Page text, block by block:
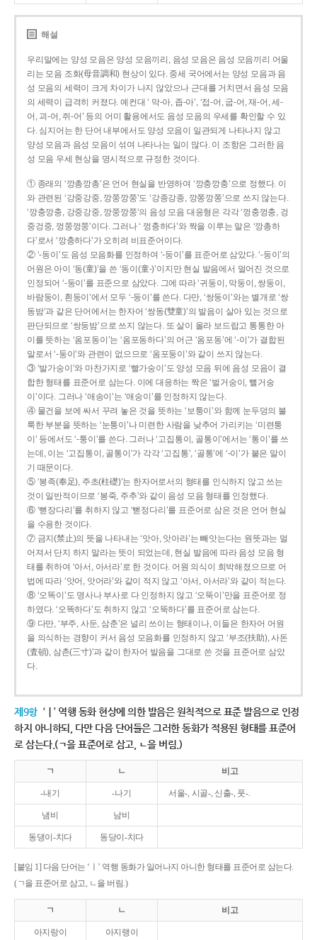
해설
우리말에는 양성 모음은 양성 모음끼리, 음성 모음은 음성 모음끼리 어울
리는 모음 조화(母音調和) 현상이 있다. 중세 국어에서는 양성 모음과 음
성 모음의 세력이 크게 차이가 나지 않았으나 근대를 거치면서 음성 모음
의 세력이 급격히 커졌다. 예컨대 ‘ 막-아, 좁-아’, ‘접-어, 굽-어, 재-어, 세-
어, 괴-어, 쥐-어’ 등의 어미 활용에서도 음성 모음의 우세를 확인할 수 있
다. 심지어는 한 단어 내부에서도 양성 모음이 일관되게 나타나지 않고
양성 모음과 음성 모음이 섞여 나타나는 일이 많다. 이 조항은 그러한 음
성 모음 우세 현상을 명시적으로 규정한 것이다.
① 종래의 ‘깡총깡총’은 언어 현실을 반영하여 ‘깡충깡충’으로 정했다. 이
와 관련된 ‘강중강중, 깡쭝깡쭝’도 ‘강종강종, 깡쫑깡쫑’으로 쓰지 않는다.
‘깡충깡충, 강중강중, 깡쭝깡쭝’의 음성 모음 대응형은 각각 ‘껑충껑충, 겅
중겅중, 껑쭝껑쭝’이다. 그러나 ‘ 껑충하다’와 짝을 이루는 말은 ‘깡총하
다’로서 ‘깡충하다’가 오히려 비표준어이다.
② ‘-동이’도 음성 모음화를 인정하여 ‘-둥이’를 표준어로 삼았다. ‘-둥이’의
어원은 아이 ‘동(童)’을 쓴 ‘동이(童-)’이지만 현실 발음에서 멀어진 것으로
인정되어 ‘-둥이’를 표준으로 삼았다. 그에 따라 ‘귀둥이, 막둥이, 쌍둥이,
바람둥이, 흰둥이’에서 모두 ‘-둥이’를 쓴다. 다만, ‘쌍둥이’와는 별개로 ‘쌍
동밤’과 같은 단어에서는 한자어 ‘쌍동(雙童)’의 발음이 살아 있는 것으로
판단되므로 ‘쌍둥밤’으로 쓰지 않는다. 또 살이 올라 보드랍고 통통한 아
이를 뜻하는 ‘옴포동이’는 ‘옴포동하다’의 어근 ‘옴포동’에 ‘-이’가 결합된
말로서 ‘-둥이’와 관련이 없으므로 ‘옴포둥이’와 같이 쓰지 않는다.
③ ‘발가숭이’와 마찬가지로 ‘빨가숭이’도 양성 모음 뒤에 음성 모음이 결
합한 형태를 표준어로 삼는다. 이에 대응하는 짝은 ‘벌거숭이, 뻘거숭
이’이다. 그러나 ‘애송이’는 ‘애숭이’를 인정하지 않는다.
④ 물건을 보에 싸서 꾸려 놓은 것을 뜻하는 ‘보퉁이’와 함께 눈두덩의 불
룩한 부분을 뜻하는 ‘눈퉁이’나 미련한 사람을 낮추어 가리키는 ‘미련퉁
이’ 등에서도 ‘-퉁이’를 쓴다. 그러나 ‘고집통이, 골통이’에서는 ‘통이’를 쓰
는데, 이는 ‘고집통이, 골통이’가 각각 ‘고집통’, ‘골통’에 ‘-이’가 붙은 말이
기 때문이다.
⑤ ‘봉족(奉足), 주초(柱礎)’는 한자어로서의 형태를 인식하지 않고 쓰는
것이 일반적이므로 ‘봉죽, 주추’와 같이 음성 모음 형태를 인정했다.
⑥ ‘뻗장다리’를 취하지 않고 ‘뻗정다리’를 표준어로 삼은 것은 언어 현실
을 수용한 것이다.
⑦ 금지(禁止)의 뜻을 나타내는 ‘앗아, 앗아라’는 빼앗는다는 원뜻과는 멀
어져서 단지 하지 말라는 뜻이 되었는데, 현실 발음에 따라 음성 모음 형
태를 취하여 ‘아서, 아서라’로 한 것이다. 어원 의식이 희박해졌으므로 어
법에 따라 ‘앗어, 앗어라’와 같이 적지 않고 ‘아서, 아서라’와 같이 적는다.
⑧ ‘오똑이’도 명사나 부사로 다 인정하지 않고 ‘오뚝이’만을 표준어로 정
하였다. ‘오똑하다’도 취하지 않고 ‘오뚝하다’를 표준어로 삼는다.
⑨ 다만, ‘부주, 사둔, 삼춘’은 널리 쓰이는 형태이나, 이들은 한자어 어원
을 의식하는 경향이 커서 음성 모음화를 인정하지 않고 ‘부조(扶助), 사돈
(査頓), 삼촌(三寸)’과 같이 한자어 발음을 그대로 쓴 것을 표준어로 삼았
다.
제9항 ‘ㅣ’ 역행 동화 현상에 의한 발음은 원칙적으로 표준 발음으로 인정
하지 아니하되, 다만 다음 단어들은 그러한 동화가 적용된 형태를 표준어
로 삼는다.(ㄱ을 표준어로 삼고, ㄴ을 버림.)
ㄱ ㄴ 비고
-내기 -나기 서울-, 시골-, 신출-, 풋-.
냄비 남비
동댕이-치다 동당이-치다
[붙임 1] 다음 단어는 ‘ㅣ’ 역행 동화가 일어나지 아니한 형태를 표준어로 삼는다.
(ㄱ을 표준어로 삼고, ㄴ을 버림.)
ㄱ ㄴ 비고
아지랑이 아지랭이